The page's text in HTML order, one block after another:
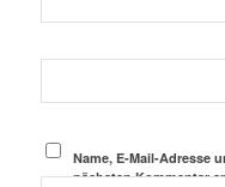
Name, E-Mail-Adresse
nächsten Kommentar